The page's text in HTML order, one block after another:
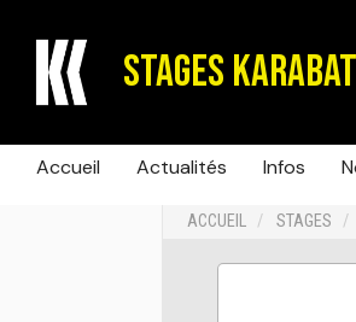
STAGES
Accueil Actualités Infos
ACCUEIL STAGES